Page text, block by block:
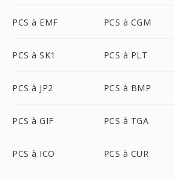
PCS à EMF PCS à CGM
PCS à SK1 PCS à PLT
PCS à JP2 PCS à BMP
PCS à GIF PCS à TGA
PCS à ICO PCS à CUR